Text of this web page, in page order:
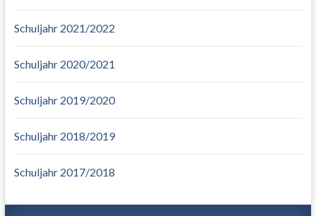
Schuljahr 2021/2022
Schuljahr 2020/2021
Schuljahr 2019/2020
Schuljahr 2018/2019
Schuljahr 2017/2018